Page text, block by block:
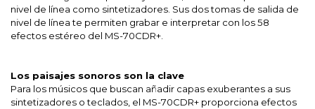
nivel de línea como sintetizadores. Sus dos tomas de salida de
nivel de línea te permiten grabar e interpretar con los 58
efectos estéreo del MS-70CDR+.
Los paisajes sonoros son la clave
Para los músicos que buscan añadir capas exuberantes a sus
sintetizadores o teclados, el MS-70CDR+ proporciona efectos